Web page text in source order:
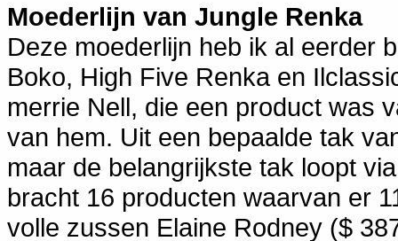
Moederlijn van Jungle Renka
Deze moederlijn heb ik al eerder
Boko, High Five Renka en
merrie Nell, die een product was
van hem. Uit een bepaalde tak
maar de belangrijkste tak loopt
bracht 16 producten waarvan er
volle zussen Elaine Rodney ($